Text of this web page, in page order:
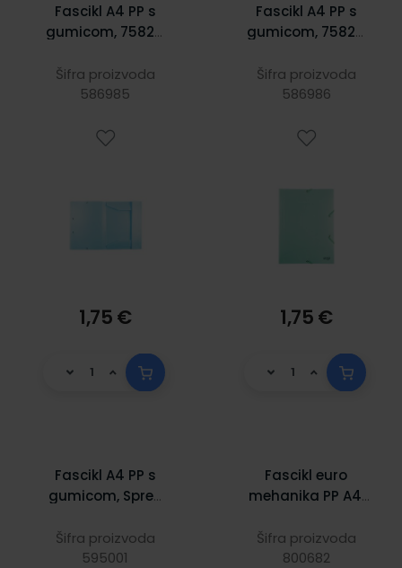
Fascikl A4 PP s
gumicom, 75822,
Šifra proizvoda
586985
1,75 €
Fascikl A4 PP s
gumicom, 75823,
pastel
Šifra proizvoda
586986
1,75 €
Fascikl A4 PP s
gumicom, Spree
Šifra proizvoda
595001
Fascikl euro
mehanika PP A4,
Šifra proizvoda
800682